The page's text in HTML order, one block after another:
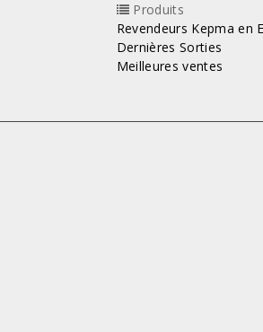
Produits
Revendeurs Kepma en
Dernières Sorties
Meilleures ventes